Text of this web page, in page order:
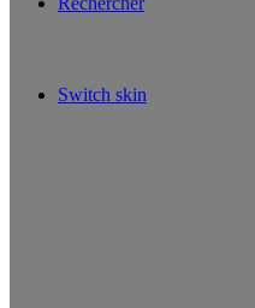
Switch skin